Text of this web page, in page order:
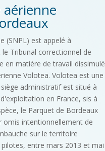
(SNPL) est appelé à
Tribunal correctionnel de
en matière de travail dissimulé
Volotea. Volotea est une
administratif est situé à
en France, sis à
le Parquet de Bordeaux
omis intentionnellement de
sur le territoire
entre mars 2013 et mai